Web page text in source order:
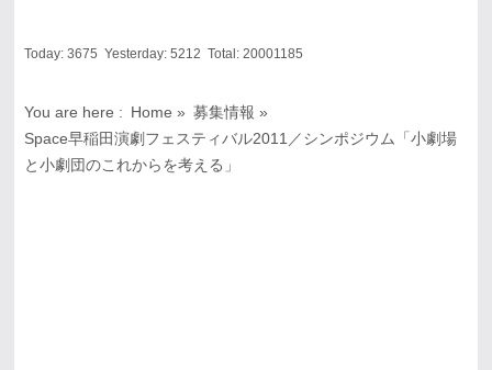
Today: 3675 Yesterday: 5212 Total: 20001185
You are here : Home » 募集情報 »
Space早稲田演劇フェスティバル2011／シンポジウム「小劇場
と小劇団のこれからを考える」